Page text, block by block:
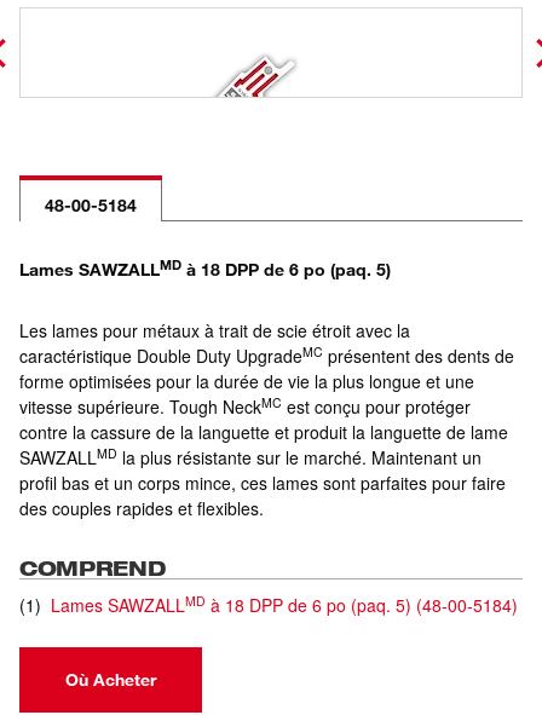
48-00-5184
Lames SAWZALLMD à 18 DPP de 6 po (paq. 5)
Les lames pour métaux à trait de scie étroit avec la
caractéristique Double Duty UpgradeMC présentent des dents de
forme optimisées pour la durée de vie la plus longue et une
vitesse supérieure. Tough NeckMC est conçu pour protéger
contre la cassure de la languette et produit la languette de lame
SAWZALLMD la plus résistante sur le marché. Maintenant un
profil bas et un corps mince, ces lames sont parfaites pour faire
des couples rapides et flexibles.
COMPREND
(1) Lames SAWZALLMD à 18 DPP de 6 po (paq. 5) (48-00-5184)
Où Acheter